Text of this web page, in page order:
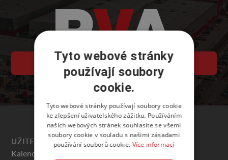
PVA EXPO PRAHA
UŽITEČNÉ
Kalendář akcí
Tyto webové stránky
používají soubory
cookie.
Tyto webové stránky používají soubory cookie
ke zlepšení uživatelského zážitku. Používáním
našich webových stránek souhlasíte se všemi
soubory cookie v souladu s našimi zásadami
používání souborů cookie. Více informací